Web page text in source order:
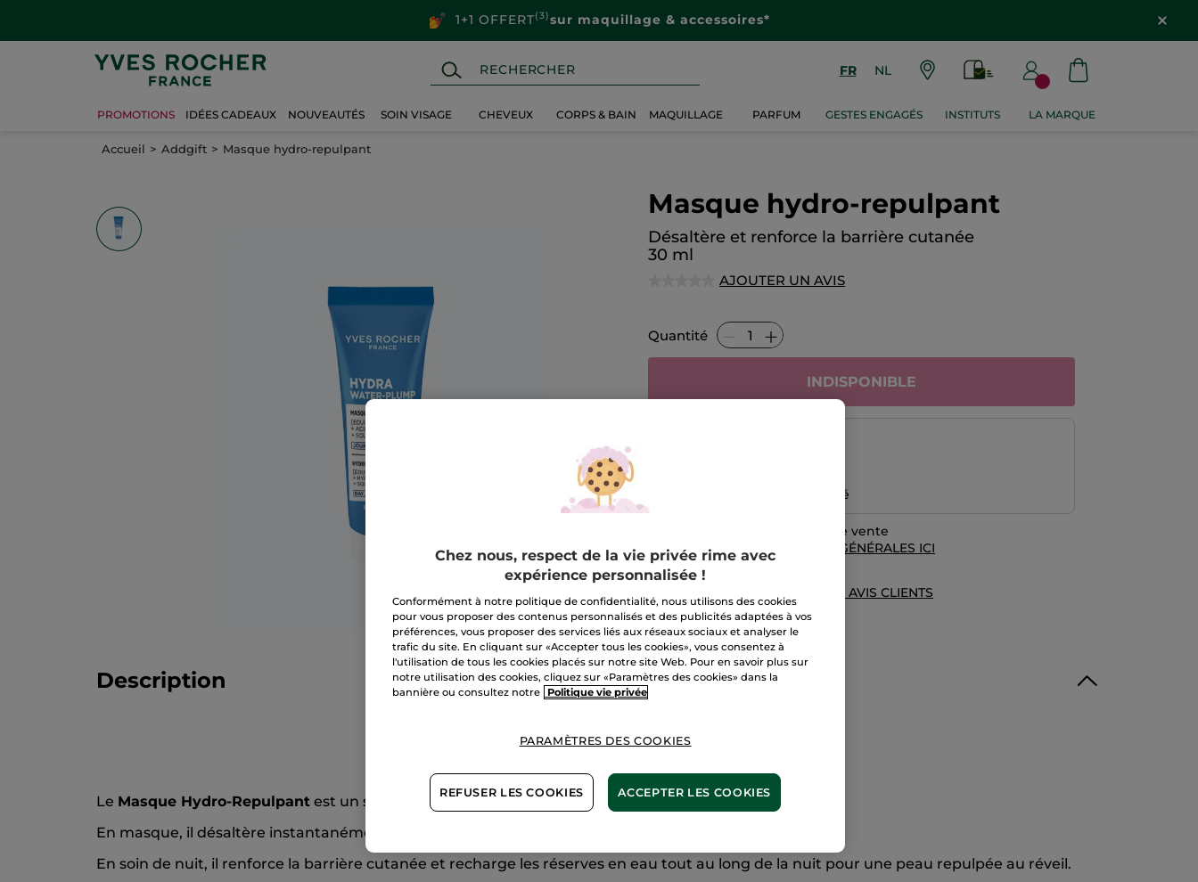
1+1 OFFERT(3)sur maquillage & accessoires*
FR NL
PROMOTIONS IDÉES CADEAUX NOUVEAUTÉS SOIN VISAGE CHEVEUX CORPS & BAIN MAQUILLAGE PARFUM GESTES ENGAGÉS INSTITUTS LA MARQUE
Accueil Addgift Masque hydro-repulpant
Masque hydro-repulpant
Désaltère et renforce la barrière cutanée
30 ml
notation
pour
AJOUTER UN AVIS
Quantité
INDISPONIBLE
Satisfait ou remboursé
Conditions générales de vente
VOIR LES CONDITIONS GÉNÉRALES ICI
Avis clients
VOIR LA POLITIQUE DES AVIS CLIENTS
Description
d’origine naturelle
Le Masque Hydro-Repulpant est un soin 2 en 1 : masque et soin de nuit.
En masque, il désaltère instantanément pour une peau hydratée et éclatante.
En soin de nuit, il renforce la barrière cutanée et recharge les réserves en eau tout au long de la nuit pour une peau repulpée au réveil.
Chez nous, respect de la vie privée rime avec
expérience personnalisée !
Conformément à notre politique de confidentialité, nous utilisons des cookies
pour vous proposer des contenus personnalisés et des publicités adaptées à vos
préférences, vous proposer des services liés aux réseaux sociaux et analyser le
trafic du site. En cliquant sur «Accepter tous les cookies», vous consentez à
l'utilisation de tous les cookies placés sur notre site Web. Pour en savoir plus sur
notre utilisation des cookies, cliquez sur «Paramètres des cookies» dans la
bannière ou consultez notre
Politique vie privée
PARAMÈTRES DES COOKIES
REFUSER LES COOKIES ACCEPTER LES COOKIES